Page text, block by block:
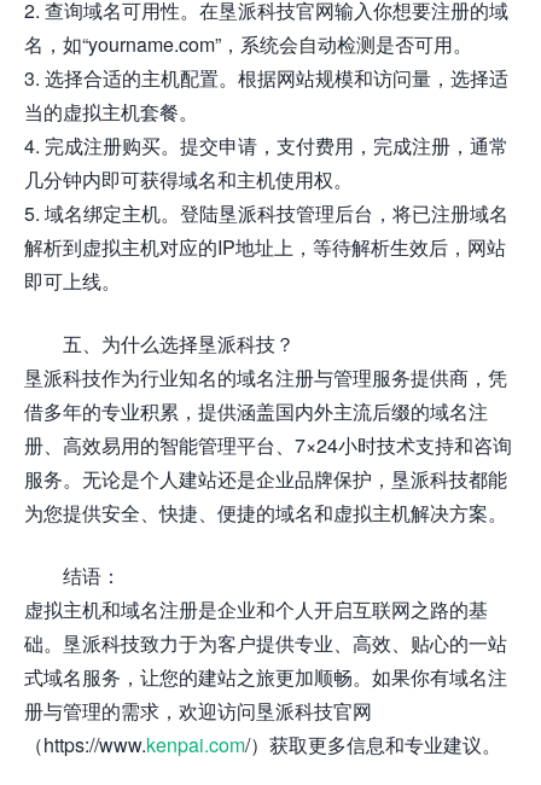
2. 查询域名可用性。在垦派科技官网输入你想要注册的域
名，如“yourname.com”，系统会自动检测是否可用。
3. 选择合适的主机配置。根据网站规模和访问量，选择适
当的虚拟主机套餐。
4. 完成注册购买。提交申请，支付费用，完成注册，通常
几分钟内即可获得域名和主机使用权。
5. 域名绑定主机。登陆垦派科技管理后台，将已注册域名
解析到虚拟主机对应的IP地址上，等待解析生效后，网站
即可上线。
五、为什么选择垦派科技？
垦派科技作为行业知名的域名注册与管理服务提供商，凭
借多年的专业积累，提供涵盖国内外主流后缀的域名注
册、高效易用的智能管理平台、7×24小时技术支持和咨询
服务。无论是个人建站还是企业品牌保护，垦派科技都能
为您提供安全、快捷、便捷的域名和虚拟主机解决方案。
结语：
虚拟主机和域名注册是企业和个人开启互联网之路的基
础。垦派科技致力于为客户提供专业、高效、贴心的一站
式域名服务，让您的建站之旅更加顺畅。如果你有域名注
册与管理的需求，欢迎访问垦派科技官网
（https://www.kenpai.com/）获取更多信息和专业建议。